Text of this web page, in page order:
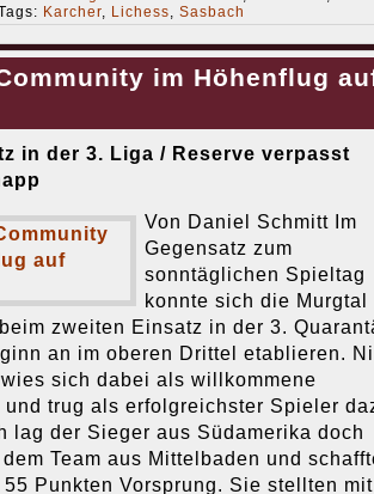
Karcher, Lichess, Sasbach
im Höhenflug
in der 3. Liga / Reserve verpasst
Von Daniel Schmitt Im
Gegensatz zum
sonntäglichen Spieltag
konnte sich die Murgtal
zweiten Einsatz in der 3.
an im oberen Drittel etablieren.
sich dabei als willkommene
und trug als erfolgreichster Spieler
lag der Sieger aus Südamerika doch
Team aus Mittelbaden und
Punkten Vorsprung. Sie stellten